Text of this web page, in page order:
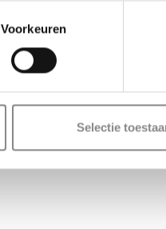
Voorkeuren
Selectie